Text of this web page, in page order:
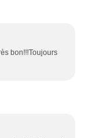
bon!!!Toujours